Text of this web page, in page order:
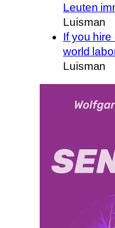
Leuten
Luisman
If you
world
Luisman